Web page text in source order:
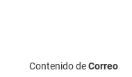
Contenido deCorreo